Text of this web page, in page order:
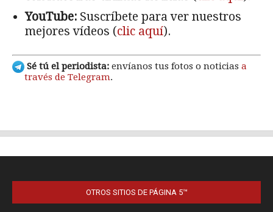
OTROS SITIOS DE PÁGINA 5™